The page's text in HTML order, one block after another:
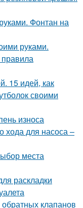
Фонтан на
руками.
15 идей, как
своими
износа
хода для насоса –
места
раскладки
клапанов